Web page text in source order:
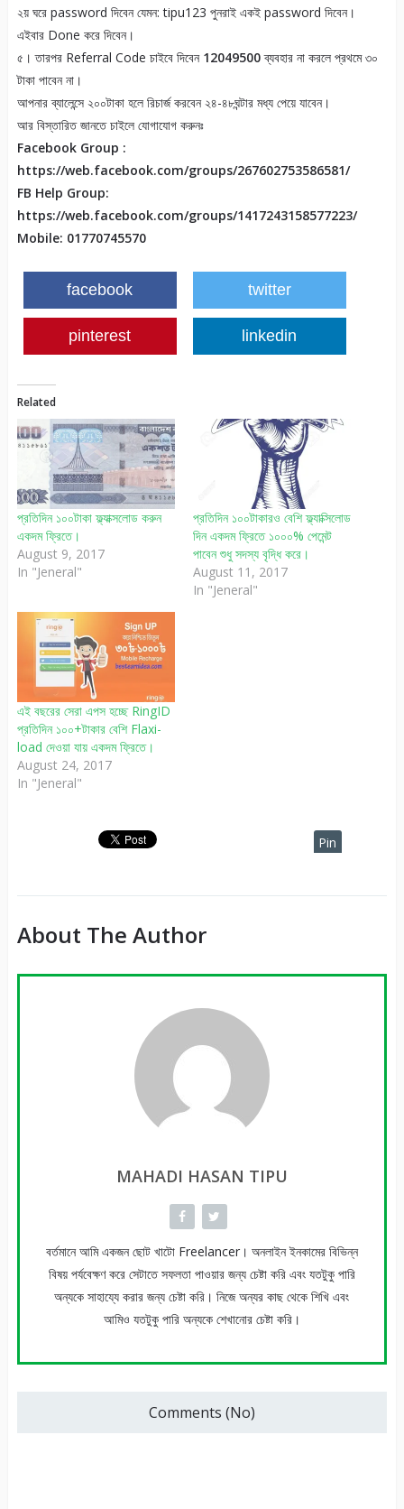
২য় ঘরে password দিবেন যেমন: tipu123 পুনরাই একই password দিবেন।
এইবার Done করে দিবেন।
৫। তারপর Referral Code চাইবে দিবেন 12049500ব্যবহার না করলে প্রথমে ৩০
টাকা পাবেন না।
আপনার ব্যালেন্সে ২০০টাকা হলে রিচার্জ করবেন ২৪-৪৮ঘন্টার মধ্য পেয়ে যাবেন।
আর বিস্তারিত জানতে চাইলে যোগাযোগ করুনঃ
Facebook Group :
https://web.facebook.com/groups/267602753586581/
FB Help Group:
https://web.facebook.com/groups/1417243158577223/
Mobile: 01770745570
facebook twitter
pinterest linkedin
Related
প্রতিদিন ১০০টাকা ফ্ল্যাক্সলোড করুন
একদম ফ্রিতে।
August 9, 2017
In "Jeneral"
প্রতিদিন ১০০টাকারও বেশি ফ্ল্যাক্সিলোড
দিন একদম ফ্রিতে ১০০০% পেমেন্ট
পাবেন শুধু সদস্য বৃদ্ধি করে।
August 11, 2017
In "Jeneral"
এই বছরের সেরা এপস হচ্ছে RingID
প্রতিদিন ১০০+টাকার বেশি Flaxi-
load দেওয়া যায় একদম ফ্রিতে।
August 24, 2017
In "Jeneral"
Pin
About The Author
MAHADI HASAN TIPU
বর্তমানে আমি একজন ছোট খাটো Freelancer। অনলাইন ইনকামের বিভিন্ন
বিষয় পর্যবেক্ষণ করে সেটাতে সফলতা পাওয়ার জন্য চেষ্টা করি এবং যতটুকু পারি
অন্যকে সাহায্যে করার জন্য চেষ্টা করি। নিজে অন্যর কাছ থেকে শিখি এবং
আমিও যতটুকু পারি অন্যকে শেখানোর চেষ্টা করি।
Comments (No)